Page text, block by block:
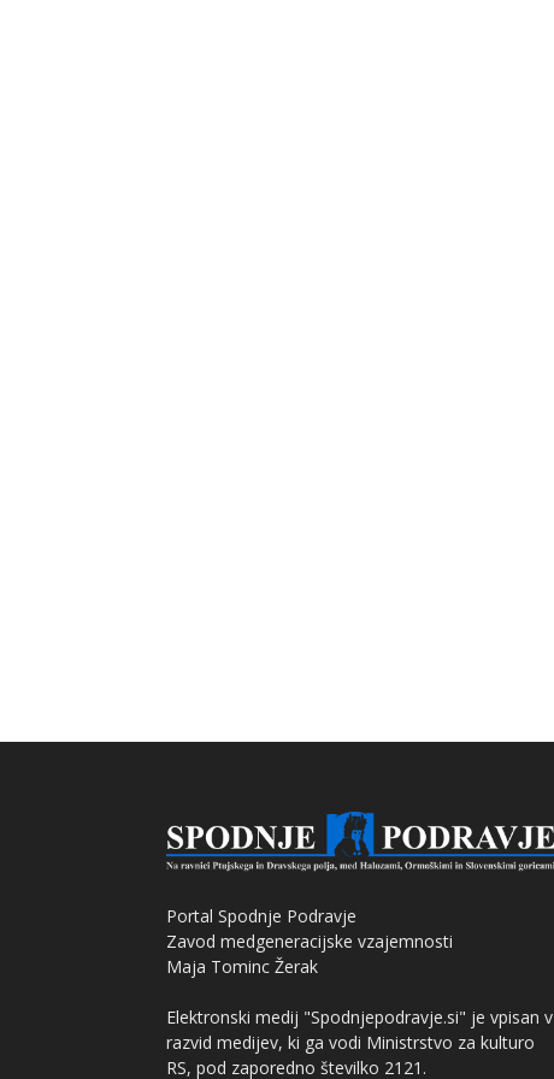
Portal Spodnje Podravje
Zavod medgeneracijske vzajemnosti
Maja Tominc Žerak
Elektronski medij "Spodnjepodravje.si" je vpisan v
razvid medijev, ki ga vodi Ministrstvo za kulturo
RS, pod zaporedno številko 2121.